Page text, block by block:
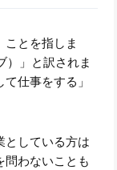
ことを指しま
）」と訳されま
仕事をする」
としている方は
問わないことも